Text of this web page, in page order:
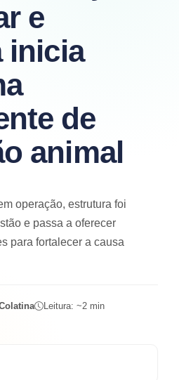
e
inicia
de
animal
operação, estrutura foi
e passa a oferecer
para fortalecer a causa
Leitura: ~2 min